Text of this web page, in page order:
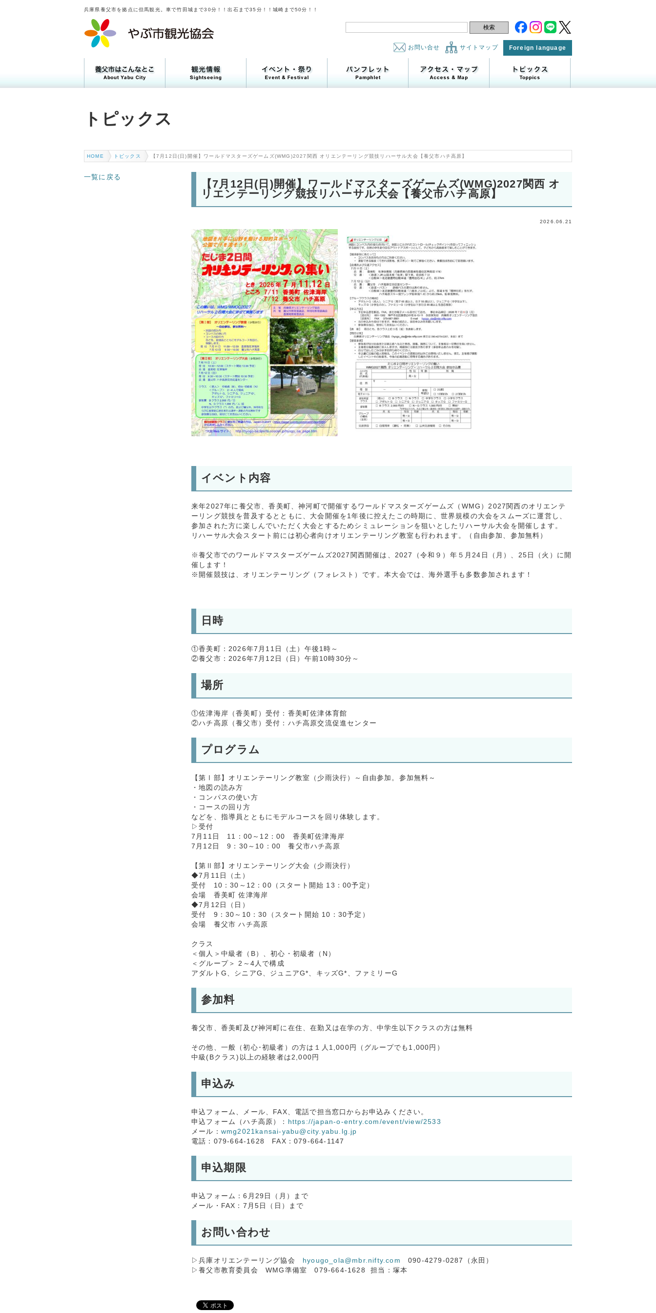
兵庫県養父市を拠点に但馬観光。車で竹田城まで30分！！出石まで35分！！城崎まで50分！！
お問い合せ サイトマップ Foreign language
トピックス
HOME トピックス 【7月12日(日)開催】ワールドマスターズゲームズ(WMG)2027関西 オリエンテーリング競技リハーサル大会【養父市ハチ高原】
【7月12日(日)開催】ワールドマスターズゲームズ(WMG)2027関西 オ
リエンテーリング競技リハーサル大会【養父市ハチ高原】
2026.06.21
イベント内容
来年2027年に養父市、香美町、神河町で開催するワールドマスターズゲームズ（WMG）2027関西のオリエンテ
ーリング競技を普及するとともに、大会開催を1年後に控えたこの時期に、世界規模の大会をスムーズに運営し、
参加された方に楽しんでいただく大会とするためシミュレーションを狙いとしたリハーサル大会を開催します。
リハーサル大会スタート前には初心者向けオリエンテーリング教室も行われます。（自由参加、参加無料）
※養父市でのワールドマスターズゲームズ2027関西開催は、2027（令和９）年５月24日（月）、25日（火）に開
催します！
※開催競技は、オリエンテーリング（フォレスト）です。本大会では、海外選手も多数参加されます！
日時
①香美町：2026年7月11日（土）午後1時～
②養父市：2026年7月12日（日）午前10時30分～
場所
①佐津海岸（香美町）受付：香美町佐津体育館
②ハチ高原（養父市）受付：ハチ高原交流促進センター
プログラム
【第Ⅰ部】オリエンテーリング教室（少雨決行）～自由参加。参加無料～
・地図の読み方
・コンパスの使い方
・コースの回り方
などを、指導員とともにモデルコースを回り体験します。
▷受付
7月11日 11：00～12：00 香美町佐津海岸
7月12日 9：30～10：00 養父市ハチ高原
【第Ⅱ部】オリエンテーリング大会（少雨決行）
◆7月11日（土）
受付 10：30～12：00（スタート開始 13：00予定）
会場 香美町 佐津海岸
◆7月12日（日）
受付 9：30～10：30（スタート開始 10：30予定）
会場 養父市 ハチ高原
クラス
＜個人＞中級者（B）、初心・初級者（N）
＜グループ＞ 2～4人で構成
アダルトG、シニアG、ジュニアG*、キッズG*、ファミリーG
参加料
養父市、香美町及び神河町に在住、在勤又は在学の方、中学生以下クラスの方は無料
その他、一般（初心･初級者）の方は１人1,000円（グループでも1,000円）
中級(Bクラス)以上の経験者は2,000円
申込み
申込フォーム、メール、FAX、電話で担当窓口からお申込みください。
申込フォーム（ハチ高原）： https://japan-o-entry.com/event/view/2533
メール： wmg2021kansai-yabu@city.yabu.lg.jp
電話：079-664-1628 FAX：079-664-1147
申込期限
申込フォーム：6月29日（月）まで
メール・FAX：7月5日（日）まで
お問い合わせ
▷兵庫オリエンテーリング協会 hyougo_ola@mbr.nifty.com
090-4279-0287（永田）
▷養父市教育委員会 WMG準備室 079-664-1628 担当：塚本
一覧に戻る